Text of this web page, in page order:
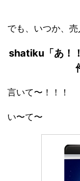
でも、いつか、
shatiku「あ！
言いて〜！！！
い〜て〜